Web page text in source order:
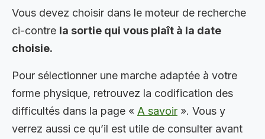
Vous devez choisir dans le moteur de recherche
ci-contre la sortie qui vous plaît à la date
choisie.
Pour sélectionner une marche adaptée à votre
forme physique, retrouvez la codification des
difficultés dans la page « A savoir ». Vous y
verrez aussi ce qu’il est utile de consulter avant